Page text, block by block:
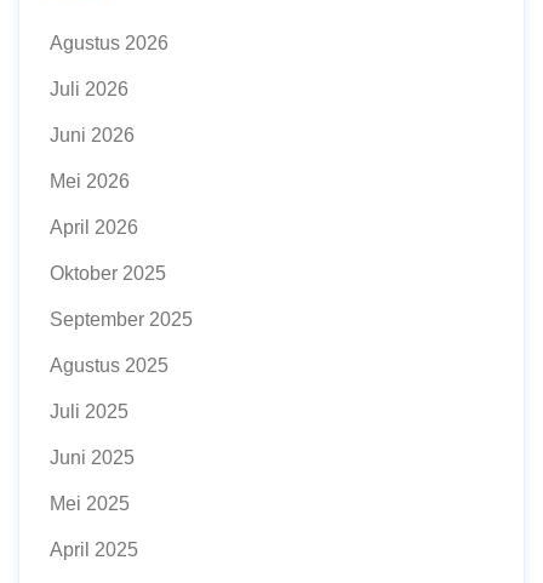
Agustus 2026
Juli 2026
Juni 2026
Mei 2026
April 2026
Oktober 2025
September 2025
Agustus 2025
Juli 2025
Juni 2025
Mei 2025
April 2025